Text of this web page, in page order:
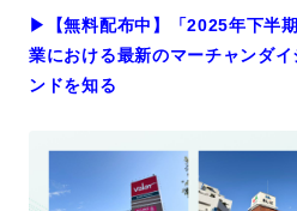
▶︎【無料配布中】「2025年下半
業における最新のマーチャンダ
ンドを知る